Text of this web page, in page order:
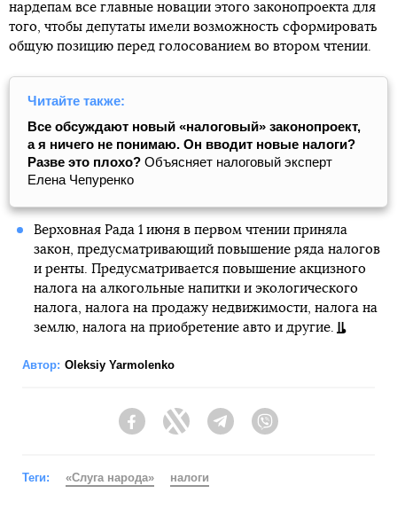
нардепам все главные новации этого законопроекта для
того, чтобы депутаты имели возможность сформировать
общую позицию перед голосованием во втором чтении.
Читайте также:
Все обсуждают новый «налоговый» законопроект,
а я ничего не понимаю. Он вводит новые налоги?
Разве это плохо? Объясняет налоговый эксперт
Елена Чепуренко
Верховная Рада 1 июня в первом чтении приняла
закон, предусматривающий повышение ряда налогов
и ренты. Предусматривается повышение акцизного
налога на алкогольные напитки и экологического
налога, налога на продажу недвижимости, налога на
землю, налога на приобретение авто и другие.
Автор: Oleksiy Yarmolenko
FacebookTwitter Telegram
Теги: «Слуга народа» налоги